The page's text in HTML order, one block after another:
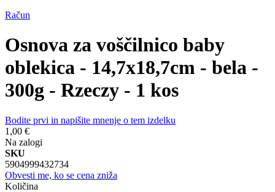
Račun
Osnova za voščilnico baby
oblekica - 14,7x18,7cm - bela -
300g - Rzeczy - 1 kos
Bodite prvi in napišite mnenje o tem izdelku
1,00 €
Na zalogi
SKU
5904999432734
Obvesti me, ko se cena zniža
Količina